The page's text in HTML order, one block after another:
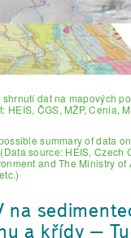
dat na mapových
HEIS, ČGS, MŽP, Cenia,
summary of data
source: HEIS, Czech
and The Ministry of
na
a křídy –